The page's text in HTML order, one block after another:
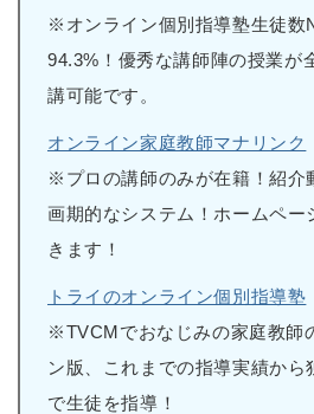
※オンライン個別指導塾生徒数
94.3%！優秀な講師陣の授業が
講可能です。
オンライン家庭教師マナリンク
※プロの講師のみが在籍！紹介
画期的なシステム！ホームペー
きます！
トライのオンライン個別指導塾
※TVCMでおなじみの家庭教師
ン版、これまでの指導実績から
で生徒を指導！